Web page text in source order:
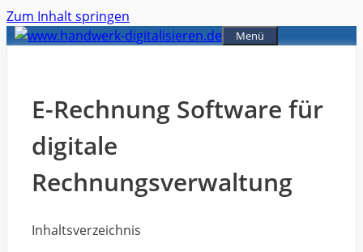
Zum Inhalt springen
Menü
E-Rechnung Software für
digitale
Rechnungsverwaltung
Inhaltsverzeichnis